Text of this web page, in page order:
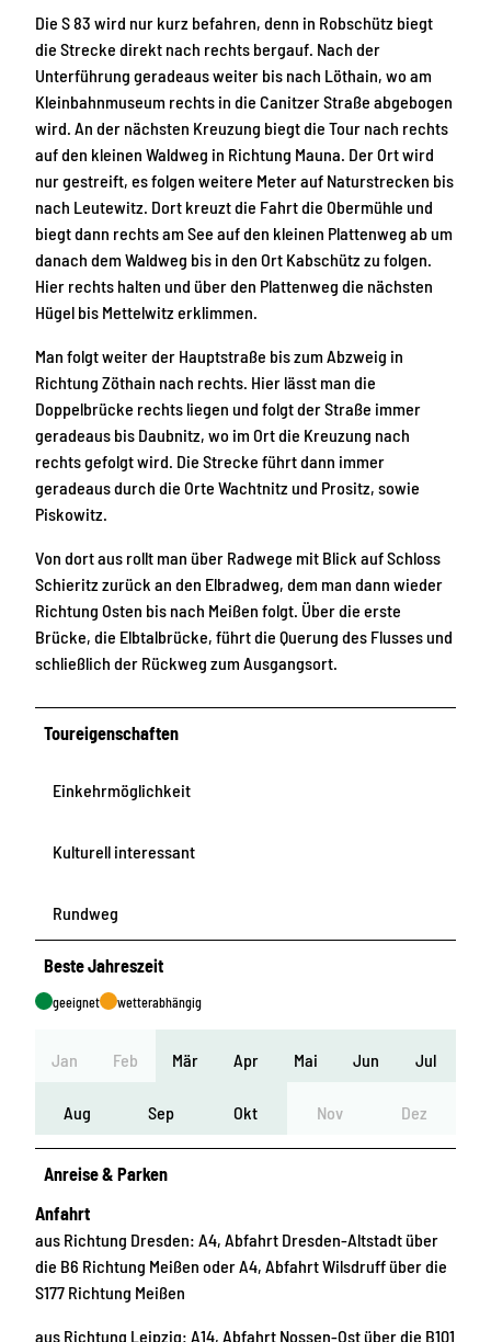
Die S 83 wird nur kurz befahren, denn in Robschütz biegt
die Strecke direkt nach rechts bergauf. Nach der
Unterführung geradeaus weiter bis nach Löthain, wo am
Kleinbahnmuseum rechts in die Canitzer Straße abgebogen
wird. An der nächsten Kreuzung biegt die Tour nach rechts
auf den kleinen Waldweg in Richtung Mauna. Der Ort wird
nur gestreift, es folgen weitere Meter auf Naturstrecken bis
nach Leutewitz. Dort kreuzt die Fahrt die Obermühle und
biegt dann rechts am See auf den kleinen Plattenweg ab um
danach dem Waldweg bis in den Ort Kabschütz zu folgen.
Hier rechts halten und über den Plattenweg die nächsten
Hügel bis Mettelwitz erklimmen.
Man folgt weiter der Hauptstraße bis zum Abzweig in
Richtung Zöthain nach rechts. Hier lässt man die
Doppelbrücke rechts liegen und folgt der Straße immer
geradeaus bis Daubnitz, wo im Ort die Kreuzung nach
rechts gefolgt wird. Die Strecke führt dann immer
geradeaus durch die Orte Wachtnitz und Prositz, sowie
Piskowitz.
Von dort aus rollt man über Radwege mit Blick auf Schloss
Schieritz zurück an den Elbradweg, dem man dann wieder
Richtung Osten bis nach Meißen folgt. Über die erste
Brücke, die Elbtalbrücke, führt die Querung des Flusses und
schließlich der Rückweg zum Ausgangsort.
Toureigenschaften
Einkehrmöglichkeit
Kulturell interessant
Rundweg
Beste Jahreszeit
geeignet wetterabhängig
Jan Feb Mär Apr Mai Jun Jul
Aug Sep Okt Nov Dez
Anreise & Parken
Anfahrt
aus Richtung Dresden: A4, Abfahrt Dresden-Altstadt über
die B6 Richtung Meißen oder A4, Abfahrt Wilsdruff über die
S177 Richtung Meißen
aus Richtung Leipzig: A14, Abfahrt Nossen-Ost über die B101